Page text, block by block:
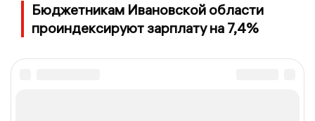
Бюджетникам Ивановской области
проиндексируют зарплату на 7,4%